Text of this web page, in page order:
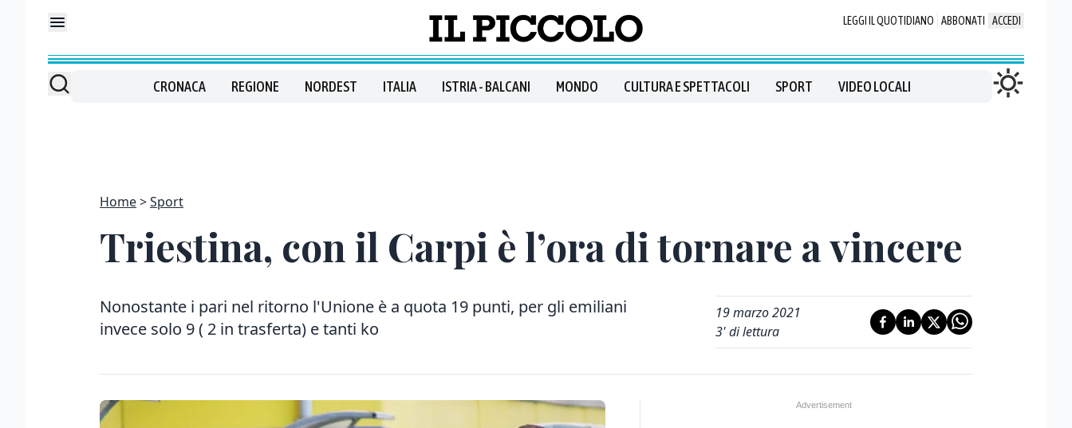
LEGGI IL QUOTIDIANO ABBONATI ACCEDI
CRONACA REGIONE NORDEST ITALIA ISTRIA - BALCANI MONDO CULTURA E SPETTACOLI SPORT VIDEO LOCALI
Home Sport
Triestina, con il Carpi è l’ora di tornare a vincere
Nonostante i pari nel ritorno l'Unione è a quota 19 punti, per gli emiliani
invece solo 9 ( 2 in trasferta) e tanti ko
19 marzo 2021
3' di lettura